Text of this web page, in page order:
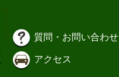
質問・お問い合わせ
アクセス